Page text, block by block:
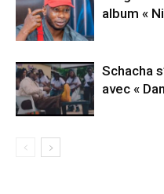
album «
Schacha
avec «